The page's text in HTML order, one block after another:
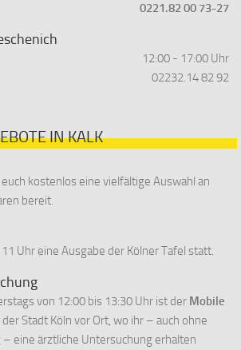
0221.82 00 73-27
12:00 - 17:00 Uhr
02232.14 82 92
IN KALK
kostenlos eine vielfältige Auswahl an
bereit.
Uhr eine Ausgabe der Kölner Tafel statt.
von 12:00 bis 13:30 Uhr ist der Mobile
der Stadt Köln vor Ort, wo ihr – auch ohne
eine ärztliche Untersuchung erhalten